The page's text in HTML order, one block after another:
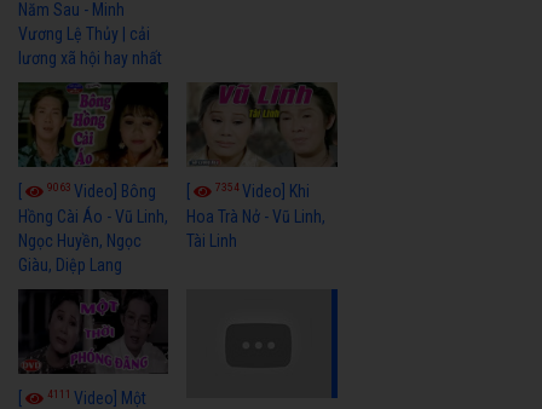
Năm Sau - Minh
Vương Lệ Thủy | cải
lương xã hội hay nhất
9063 Video] Bông
Hồng Cài Áo - Vũ Linh,
Ngọc Huyền, Ngọc
Giàu, Diệp Lang
7354Video] Khi
Hoa Trà Nở - Vũ Linh,
Tài Linh
4111 Video] Một